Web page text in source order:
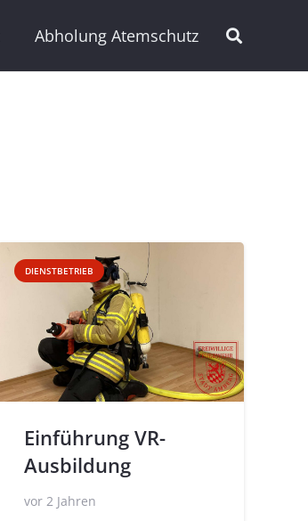
Abholung Atemschutz
DIENSTBETRIEB
Einführung VR-
Ausbildung
vor 2 Jahren